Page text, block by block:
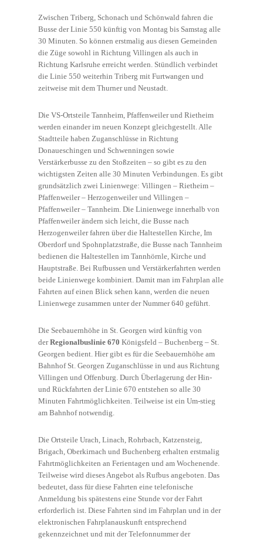
Zwischen Triberg, Schonach und Schönwald fahren die
Busse der Linie 550 künftig von Montag bis Samstag alle
30 Minuten. So können erstmalig aus diesen Gemeinden
die Züge sowohl in Richtung Villingen als auch in
Richtung Karlsruhe erreicht werden. Stündlich verbindet
die Linie 550 weiterhin Triberg mit Furtwangen und
zeitweise mit dem Thurner und Neustadt.
Die VS-Ortsteile Tannheim, Pfaffenweiler und Rietheim
werden einander im neuen Konzept gleichgestellt. Alle
Stadtteile haben Zuganschlüsse in Richtung
Donaueschingen und Schwenningen sowie
Verstärkerbusse zu den Stoßzeiten – so gibt es zu den
wichtigsten Zeiten alle 30 Minuten Verbindungen. Es gibt
grundsätzlich zwei Linienwege: Villingen – Rietheim –
Pfaffenweiler – Herzogenweiler und Villingen –
Pfaffenweiler – Tannheim. Die Linienwege innerhalb von
Pfaffenweiler ändern sich leicht, die Busse nach
Herzogenweiler fahren über die Haltestellen Kirche, Im
Oberdorf und Spohnplatzstraße, die Busse nach Tannheim
bedienen die Haltestellen im Tannhörnle, Kirche und
Hauptstraße. Bei Rufbussen und Verstärkerfahrten werden
beide Linienwege kombiniert. Damit man im Fahrplan alle
Fahrten auf einen Blick sehen kann, werden die neuen
Linienwege zusammen unter der Nummer 640 geführt.
Die Seebauernhöhe in St. Georgen wird künftig von
derRegionalbuslinie 670 Königsfeld – Buchenberg – St.
Georgen bedient. Hier gibt es für die Seebauernhöhe am
Bahnhof St. Georgen Zuganschlüsse in und aus Richtung
Villingen und Offenburg. Durch Überlagerung der Hin-
und Rückfahrten der Linie 670 entstehen so alle 30
Minuten Fahrtmöglichkeiten. Teilweise ist ein Um-stieg
am Bahnhof notwendig.
Die Ortsteile Urach, Linach, Rohrbach, Katzensteig,
Brigach, Oberkirnach und Buchenberg erhalten erstmalig
Fahrtmöglichkeiten an Ferientagen und am Wochenende.
Teilweise wird dieses Angebot als Rufbus angeboten. Das
bedeutet, dass für diese Fahrten eine telefonische
Anmeldung bis spätestens eine Stunde vor der Fahrt
erforderlich ist. Diese Fahrten sind im Fahrplan und in der
elektronischen Fahrplanauskunft entsprechend
gekennzeichnet und mit der Telefonnummer der